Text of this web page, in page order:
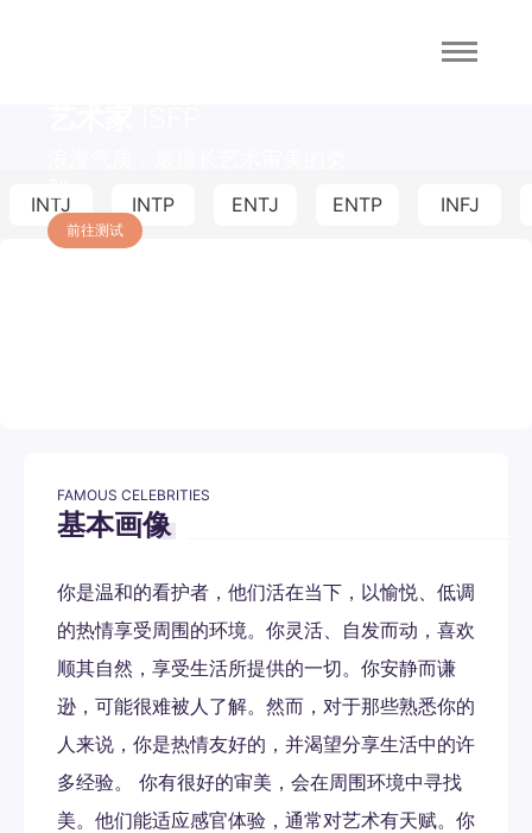
INTJ INTP ENTJ ENTP INFJ
前往测试
FAMOUS CELEBRITIES
基本画像
你是温和的看护者，他们活在当下，以愉悦、低调
的热情享受周围的环境。你灵活、自发而动，喜欢
顺其自然，享受生活所提供的一切。你安静而谦
逊，可能很难被人了解。然而，对于那些熟悉你的
人来说，你是热情友好的，并渴望分享生活中的许
多经验。 你有很好的审美，会在周围环境中寻找
美。他们能适应感官体验，通常对艺术有天赋。你